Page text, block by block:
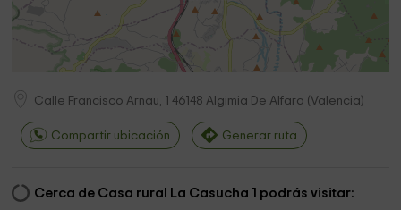
Calle Francisco Arnau, 146148 Algimia De Alfara (Valencia)
Compartir ubicación Generar ruta
Cerca de Casa rural La Casucha 1 podrás visitar: